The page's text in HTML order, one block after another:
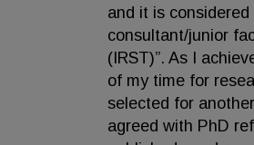
and it is
consultant/junior
(IRST)”. As I
of my time for
selected for
agreed with PhD